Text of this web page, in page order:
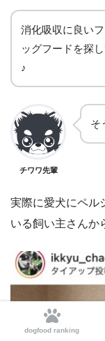
消化吸収に良い
ッグフードを探
♪
チワワ先輩
そ
実際に愛犬にペル
いる飼い主さんか
dogfood ranking